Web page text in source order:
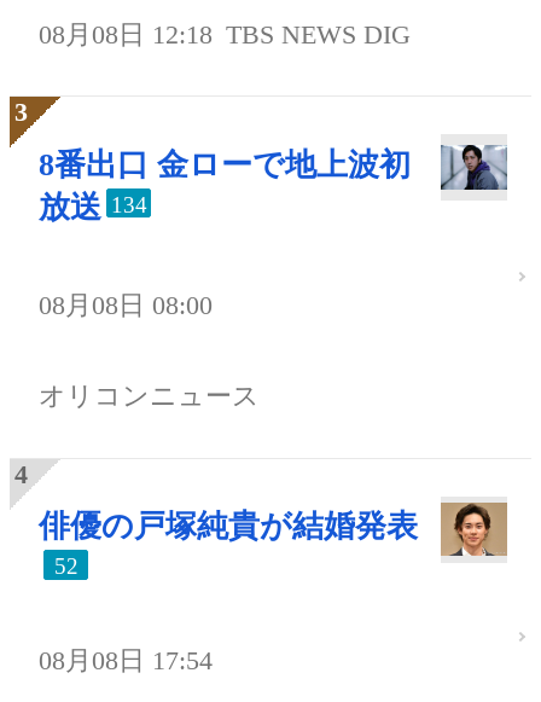
08月08日 12:18 TBS NEWS DIG
8番出口 金ローで地上波初
放送 134
08月08日 08:00
オリコンニュース
俳優の戸塚純貴が結婚発表
52
08月08日 17:54